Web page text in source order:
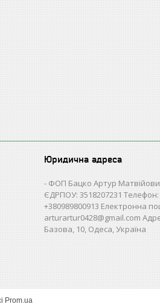
Юридична адреса
ФОП Бацко Артур
ЄДРПОУ: 3518207231 Телефон:
+380989800913 Електронна
arturartur0428@gmail.com
Базова, 10, Одеса, Україна
Prom.ua